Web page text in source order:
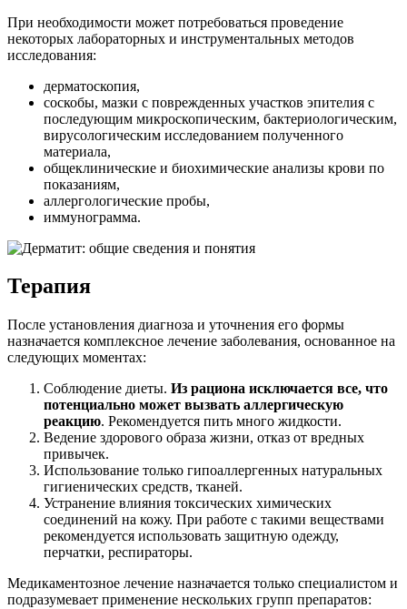
При необходимости может потребоваться проведение
некоторых лабораторных и инструментальных методов
исследования:
дерматоскопия,
соскобы, мазки с поврежденных участков эпителия с
последующим микроскопическим, бактериологическим,
вирусологическим исследованием полученного
материала,
общеклинические и биохимические анализы крови по
показаниям,
аллергологические пробы,
иммунограмма.
Терапия
После установления диагноза и уточнения его формы
назначается комплексное лечение заболевания, основанное на
следующих моментах:
Соблюдение диеты. Из рациона исключается все, что
потенциально может вызвать аллергическую
реакцию. Рекомендуется пить много жидкости.
Ведение здорового образа жизни, отказ от вредных
привычек.
Использование только гипоаллергенных натуральных
гигиенических средств, тканей.
Устранение влияния токсических химических
соединений на кожу. При работе с такими веществами
рекомендуется использовать защитную одежду,
перчатки, респираторы.
Медикаментозное лечение назначается только специалистом и
подразумевает применение нескольких групп препаратов: